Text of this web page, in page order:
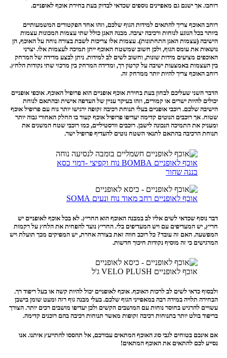
רוחבו. אך ישנם גם מאפיינים נוספים שכדאי לבדוק בעת בחירת אוכף לאופניים.
רוחב האוכף צריך להתאים למידות הגוף שלכם, וזהו אחד הפקטורים המשמעותיים
ביותר בכל הנוגע לנוחות ורכיבה יציבה. מבנה האגן כולל שתי עצמות המכונות עצמות
הישיבה (עצמות האגן התחתונות). עצמות אלו צריכות לשבת בצורה נוחה על האוכף, הן
נושאות את עומס הגוף, ולכן חשוב שמשטח האוכף ייתן תמיכה לעצמות אלו. יצרני
האוכפים מציעים מידות שונות, וחשוב לשים לב למידות. ניתן לבצע מדידה של המרחק
בין העצמות באמצעות ישיבה על קרטון רך, ומדידה המרחק בין מרכזי שתי נקודות הלחץ.
רוחב האוכף צריך להיות יותר ממרחק זה.
הדבר השני שעליכם לבחון בעת בחירת אוכף אופניים הוא פרופיל האוכף. אוכפי אופניים
יכולים להיות ישרים או קמורים, וזהו בעיקר עניין של העדפה אישית ובהתאם לנוחת
הישיבה שלכם. רוכבי אופניים בעלי תנוחת רכיבה זקופה ירגישו יותר נוח עם פרופיל אוכף
שטוח. אך רוכבים הנוטים קדימה יעדיפו פרופיל אוכף קעור בו החלק האחורי גבוה יותר
ומעניק את התמיכה הנכונה לישבן. רוכבים וורסטיליים, כמו רוכבי שטח המשנים את
תנוחת הרכיבה בהתאם לתנאי השטח נוטים להעדיף פרופיל ישר.
אוכף לאופניים BOMBA נוח וקפיצי -דמוי כסא
בננה שחור
אוכף לאופניים רחב מאוד נוח ונעים SOMA
דבר נוסף שכדאי לשים אליו לב במבנה האוכף הוא החריץ. לא בכל אוכף לאופניים יש
חריץ, יש המעדיפים עם ויש המעדיפים בלי. החריץ נועד להפחית את הלחץ על רקמות
המפשעה. האם זה עובד? כל רוכב חווה זאת בצורה אחרת, יש המפיקים מכך תועלת ויש
המרגישים כי זה מוסיף נקודות חיכוך חדשות.
אוכף לאופניים VELO PLUSH ג'ל
ולבסוף כדאי לשים לב לרכות האוכף. אוכף לאופניים יכול להיות קשה או בעל ריפוד רך.
הבחירה תלויה במידה רבה במאפייני הגוף שלכם. בעלי מבנה גוף רזה ומעט שומן בישבן
עשויים להרגיש בחוסר נוחות עם המושבים הקשים ולכן יעדיפו מושבים רכים יותר. הצורך
בריפוד בולט יותר בתנוחות רכיבה זקופות מאשר תנוחות רכיבה בהם רוכנים קדימה.
אם אינכם בטוחים לגבי סוג האוכף המתאים עבורכם, אל תהססו להתייעץ איתנו. אנו
נסייע לכם להתאים את האוכף המתאים!